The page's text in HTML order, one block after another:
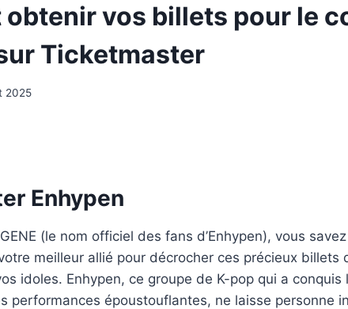
obtenir vos billets pour le
Ticketmaster
2025
Enhypen
(le nom officiel des fans d’Enhypen), vous
meilleur allié pour décrocher ces précieux billets
idoles. Enhypen, ce groupe de K-pop qui a conquis
performances époustouflantes, ne laisse personne